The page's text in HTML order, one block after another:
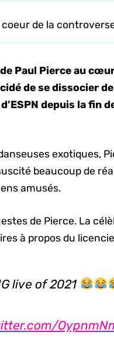
de la
Paul Pierce au
de se dissocier
depuis la fin
exotiques,
beaucoup de
amusés.
de Pierce. La
à propos du
live of 2021